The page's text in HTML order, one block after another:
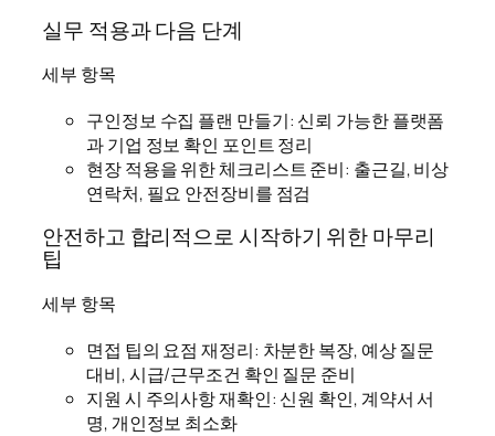
실무 적용과 다음 단계
세부 항목
구인정보 수집 플랜 만들기: 신뢰 가능한 플랫폼
과 기업 정보 확인 포인트 정리
현장 적용을 위한 체크리스트 준비: 출근길, 비상
연락처, 필요 안전장비를 점검
안전하고 합리적으로 시작하기 위한 마무리
팁
세부 항목
면접 팁의 요점 재정리: 차분한 복장, 예상 질문
대비, 시급/근무조건 확인 질문 준비
지원 시 주의사항 재확인: 신원 확인, 계약서 서
명, 개인정보 최소화